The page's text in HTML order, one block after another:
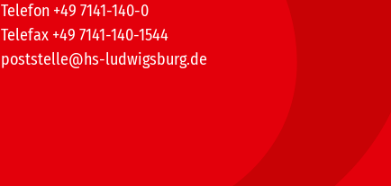
Telefon +49 7141-140-0
Telefax +49 7141-140-1544
poststelle@hs-ludwigsburg.de